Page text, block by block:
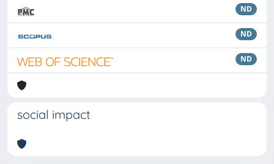
ND
ND
ND
social impact